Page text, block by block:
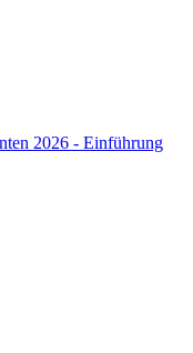
2026 - Einführung